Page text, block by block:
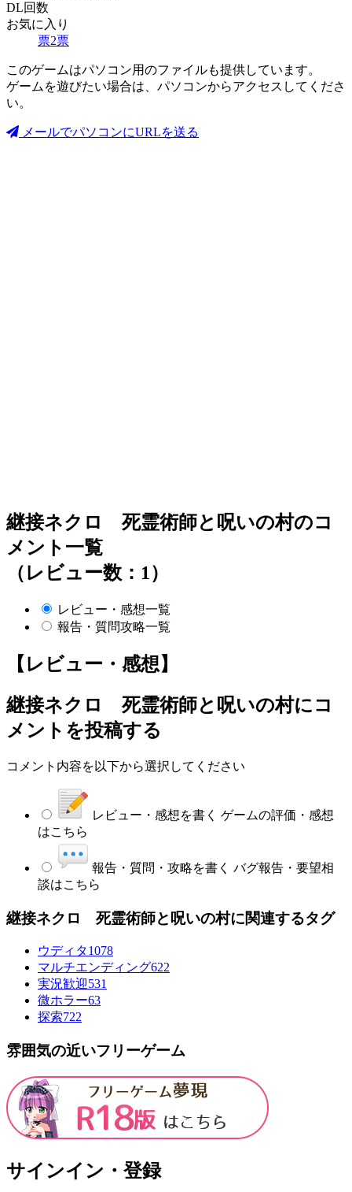
DL回数
お気に入り
票2票
このゲームはパソコン用のファイルも提供しています。
ゲームを遊びたい場合は、パソコンからアクセスしてくださ
い。
メールでパソコンにURLを送る
継接ネクロ 死霊術師と呪いの村のコ
メント一覧
（レビュー数：1）
レビュー・感想一覧
報告・質問攻略一覧
【レビュー・感想】
継接ネクロ 死霊術師と呪いの村にコ
メントを投稿する
コメント内容を以下から選択してください
レビュー・感想を書く ゲームの評価・感想
はこちら
報告・質問・攻略を書く バグ報告・要望相
談はこちら
継接ネクロ 死霊術師と呪いの村に関連するタグ
ウディタ1078
マルチエンディング622
実況歓迎531
微ホラー63
探索722
雰囲気の近いフリーゲーム
サインイン・登録